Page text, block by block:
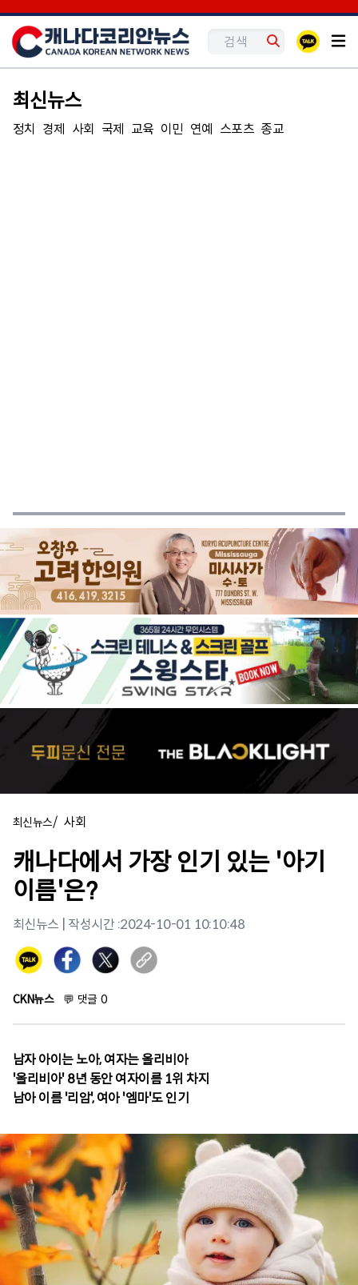
최신뉴스
정치 경제 사회 국제 교육 이민 연예 스포츠 종교
최신뉴스/ 사회
캐나다에서 가장 인기 있는 '아기
이름'은?
최신뉴스 | 작성시간 :2024-10-01 10:10:48
CKN뉴스 💬 댓글 0
남자 아이는 노아, 여자는 올리비아
'올리비아' 8년 동안 여자이름 1위 차지
남아 이름 '리암', 여아 '엠마'도 인기